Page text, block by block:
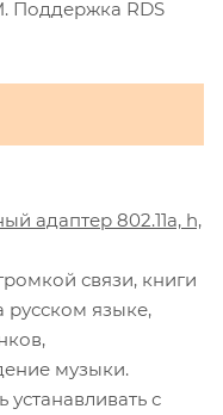
Поддержка RDS
адаптер 802.11a, h,
связи, книги
русском языке,
музыки.
с